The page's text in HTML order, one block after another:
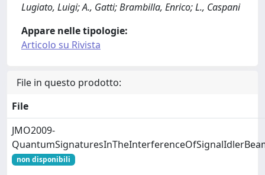
Lugiato, Luigi; A., Gatti; Brambilla, Enrico; L., Caspani
Appare nelle tipologie:
Articolo su Rivista
File in questo prodotto:
File
JMO2009-
non disponibili